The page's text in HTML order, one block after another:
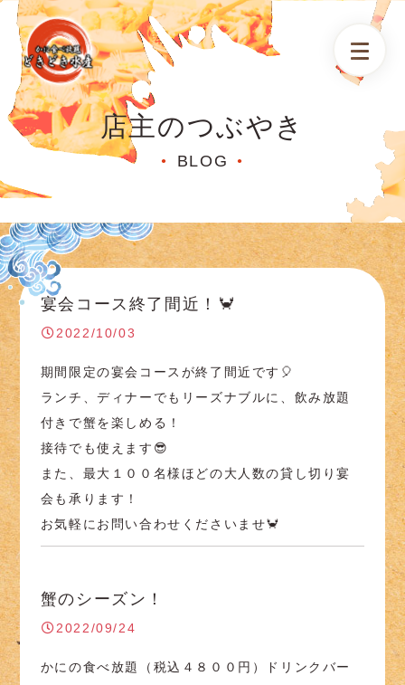
店主のつぶやき
● BLOG ●
宴会コース終了間近！🦀
2022/10/03
期間限定の宴会コースが終了間近です🎈
ランチ、ディナーでもリーズナブルに、飲み放題
付きで蟹を楽しめる！
接待でも使えます😎
また、最大１００名様ほどの大人数の貸し切り宴
会も承ります！
お気軽にお問い合わせくださいませ🦀
蟹のシーズン！
2022/09/24
かにの食べ放題（税込４８００円）ドリンクバー